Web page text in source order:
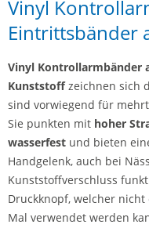
Vinyl
Eintrittsbänder
Vinyl Kontrollarmbänder
Kunststoffzeichnen sich
sind vorwiegend für
Sie punkten mit hoher
wasserfest und bieten
Handgelenk, auch bei
Kunststoffverschluss
Druckknopf, welcher
Mal verwendet werden